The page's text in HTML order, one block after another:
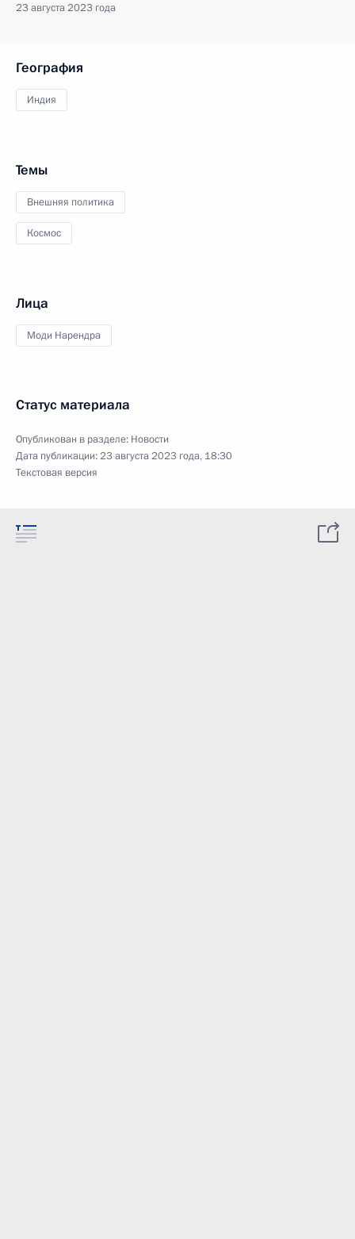
23 августа 2023 года
География
Индия
Темы
Внешняя политика
Космос
Лица
Моди Нарендра
Статус материала
Опубликован в разделе: Новости
Дата публикации:23 августа 2023 года, 18:30
Текстовая версия